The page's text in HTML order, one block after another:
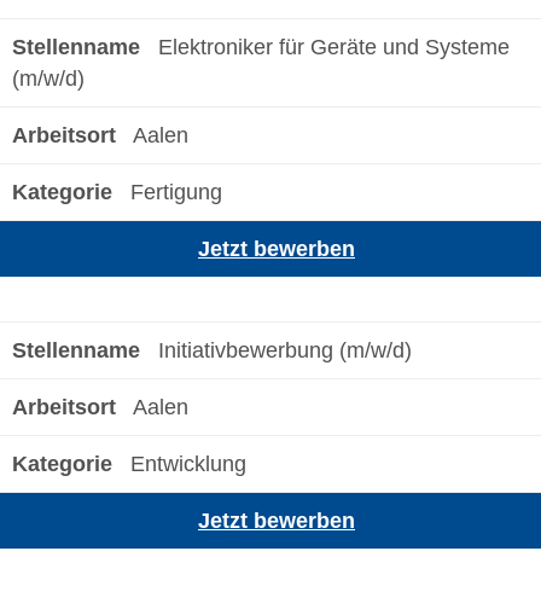
Elektroniker für Geräte und Systeme
(m/w/d)
Aalen
Fertigung
Jetzt bewerben
Initiativbewerbung (m/w/d)
Aalen
Entwicklung
Jetzt bewerben